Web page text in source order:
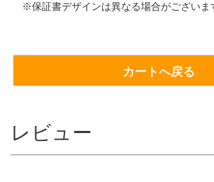
※保証書デザインは異なる場合がございま
カートへ戻る
レビュー